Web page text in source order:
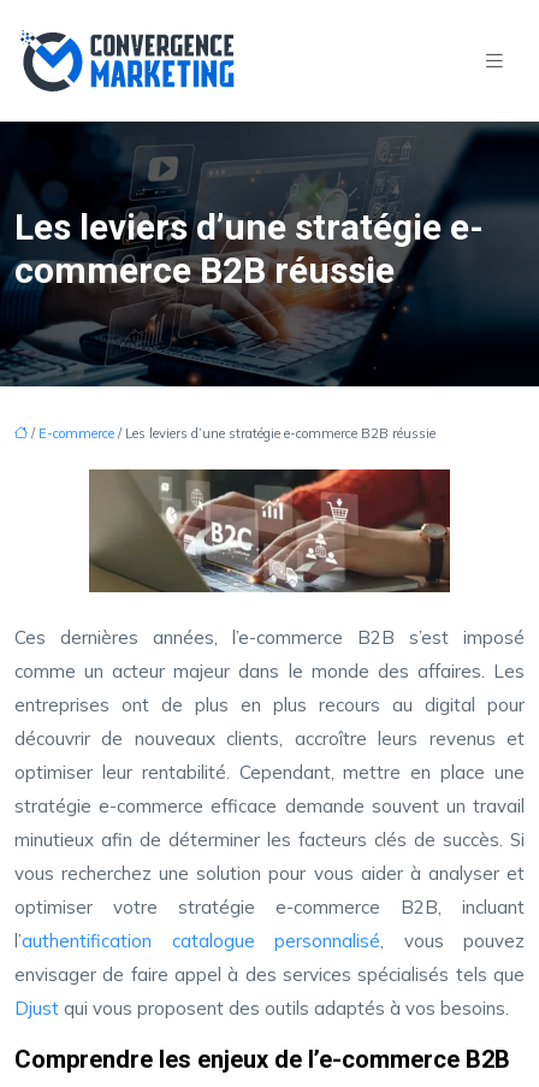
Les leviers d’une stratégie e-
commerce B2B réussie
/ E-commerce / Les leviers d’une stratégie e-commerce B2B réussie
Ces dernières années, l’e-commerce B2B s’est imposé
comme un acteur majeur dans le monde des affaires. Les
entreprises ont de plus en plus recours au digital pour
découvrir de nouveaux clients, accroître leurs revenus et
optimiser leur rentabilité. Cependant, mettre en place une
stratégie e-commerce efficace demande souvent un travail
minutieux afin de déterminer les facteurs clés de succès. Si
vous recherchez une solution pour vous aider à analyser et
optimiser votre stratégie e-commerce B2B, incluant
l’authentification catalogue personnalisé, vous pouvez
envisager de faire appel à des services spécialisés tels que
Djust qui vous proposent des outils adaptés à vos besoins.
Comprendre les enjeux de l’e-commerce B2B